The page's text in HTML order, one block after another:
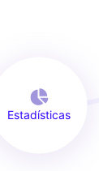
Estadísticas